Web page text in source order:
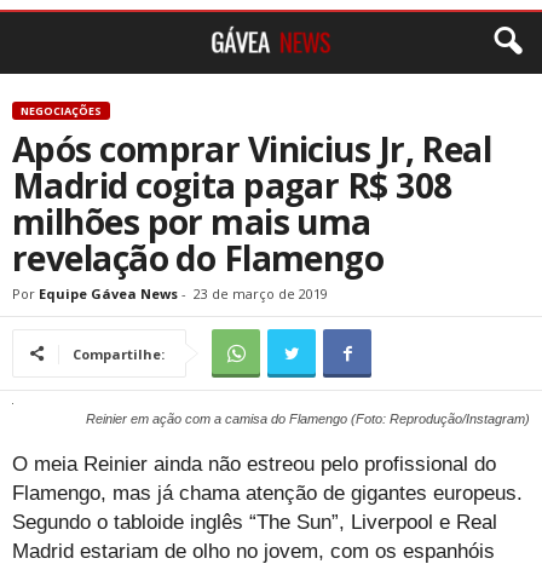
NEGOCIAÇÕES
Após comprar Vinicius Jr, Real
Madrid cogita pagar R$ 308
milhões por mais uma
revelação do Flamengo
Por Equipe Gávea News - 23 de março de 2019
Compartilhe:
Reinier em ação com a camisa do Flamengo (Foto: Reprodução/Instagram)
O meia Reinier ainda não estreou pelo profissional do
Flamengo, mas já chama atenção de gigantes europeus.
Segundo o tabloide inglês “The Sun”, Liverpool e Real
Madrid estariam de olho no jovem, com os espanhóis